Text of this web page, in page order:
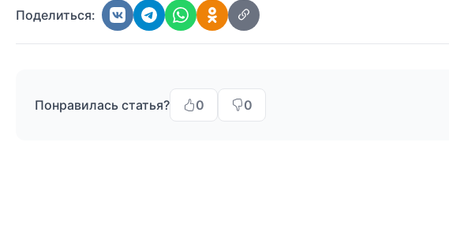
Поделиться:
Понравилась статья? 0 0